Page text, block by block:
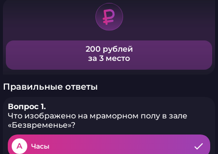
200 рублей
за 3 место
Правильные ответы
Вопрос 1.
Что изображено на мраморном полу в зале
«Безвременье»?
A Часы